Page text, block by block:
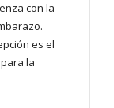
con la
es el
la